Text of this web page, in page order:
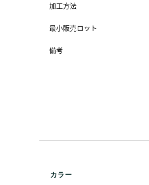
加工方法
最小販売ロット
備考
カラー